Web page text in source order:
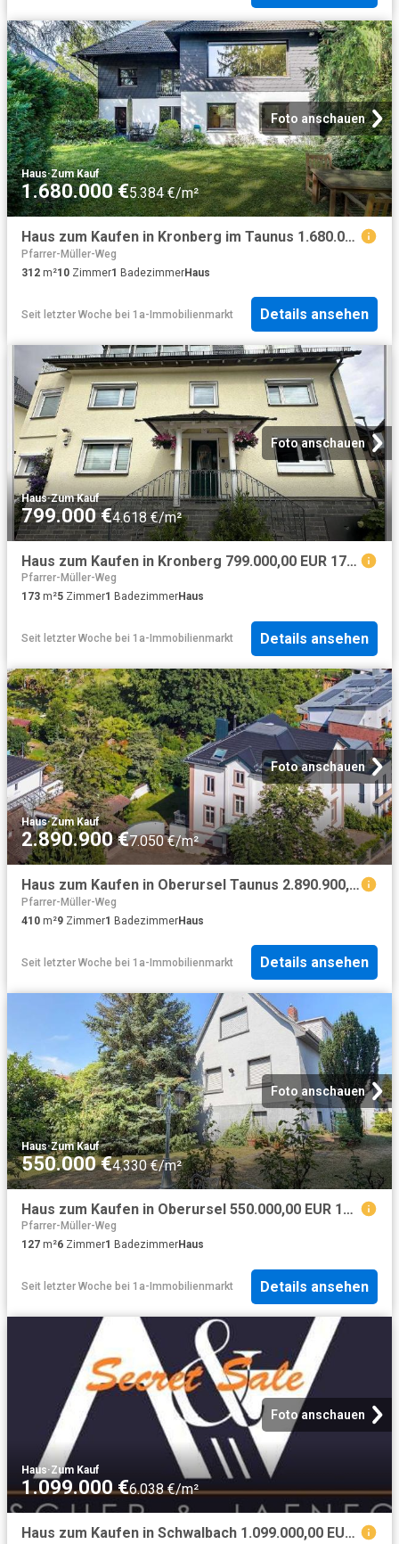
Foto anschauen
Haus·Zum Kauf
1.680.000 €5.384 €/m²
Haus zum Kaufen in Kronberg im Taunus 1.680.000,00 EUR 312 m²
Pfarrer-Müller-Weg
312 m²10 Zimmer1 BadezimmerHaus
Seit letzter Woche bei 1a-Immobilienmarkt Details ansehen
Foto anschauen
Haus·Zum Kauf
799.000 €4.618 €/m²
Haus zum Kaufen in Kronberg 799.000,00 EUR 173.03 m²
Pfarrer-Müller-Weg
173 m²5 Zimmer1 BadezimmerHaus
Seit letzter Woche bei 1a-Immobilienmarkt Details ansehen
Foto anschauen
Haus·Zum Kauf
2.890.900 €7.050 €/m²
Haus zum Kaufen in Oberursel Taunus 2.890.900,00 EUR 410 m²
Pfarrer-Müller-Weg
410 m²9 Zimmer1 BadezimmerHaus
Seit letzter Woche bei 1a-Immobilienmarkt Details ansehen
Foto anschauen
Haus·Zum Kauf
550.000 €4.330 €/m²
Haus zum Kaufen in Oberursel 550.000,00 EUR 127 m²
Pfarrer-Müller-Weg
127 m²6 Zimmer1 BadezimmerHaus
Seit letzter Woche bei 1a-Immobilienmarkt Details ansehen
Foto anschauen
Haus·Zum Kauf
1.099.000 €6.038 €/m²
Haus zum Kaufen in Schwalbach 1.099.000,00 EUR 182 m²